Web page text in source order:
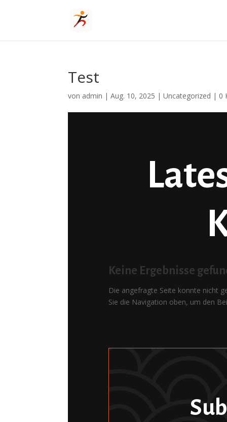
Test
von admin |Aug. 10, 2025 |Uncategorized | 0
Keine Ergebnisse
Die angefragte Seite konnte nicht
Sie die Navigation oben, um den